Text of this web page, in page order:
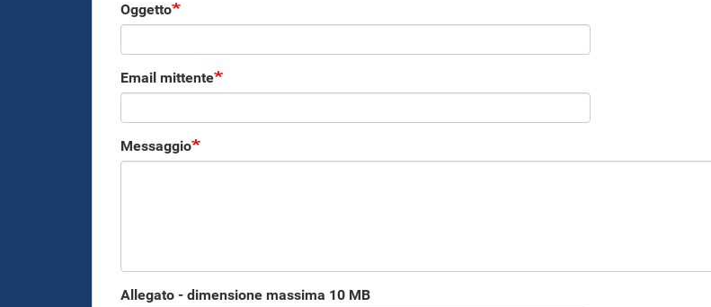
Oggetto
Email mittente
Messaggio
Allegato - dimensione massima 10 MB